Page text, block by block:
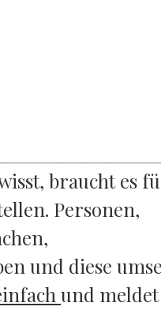
braucht es
Personen,
und diese
und